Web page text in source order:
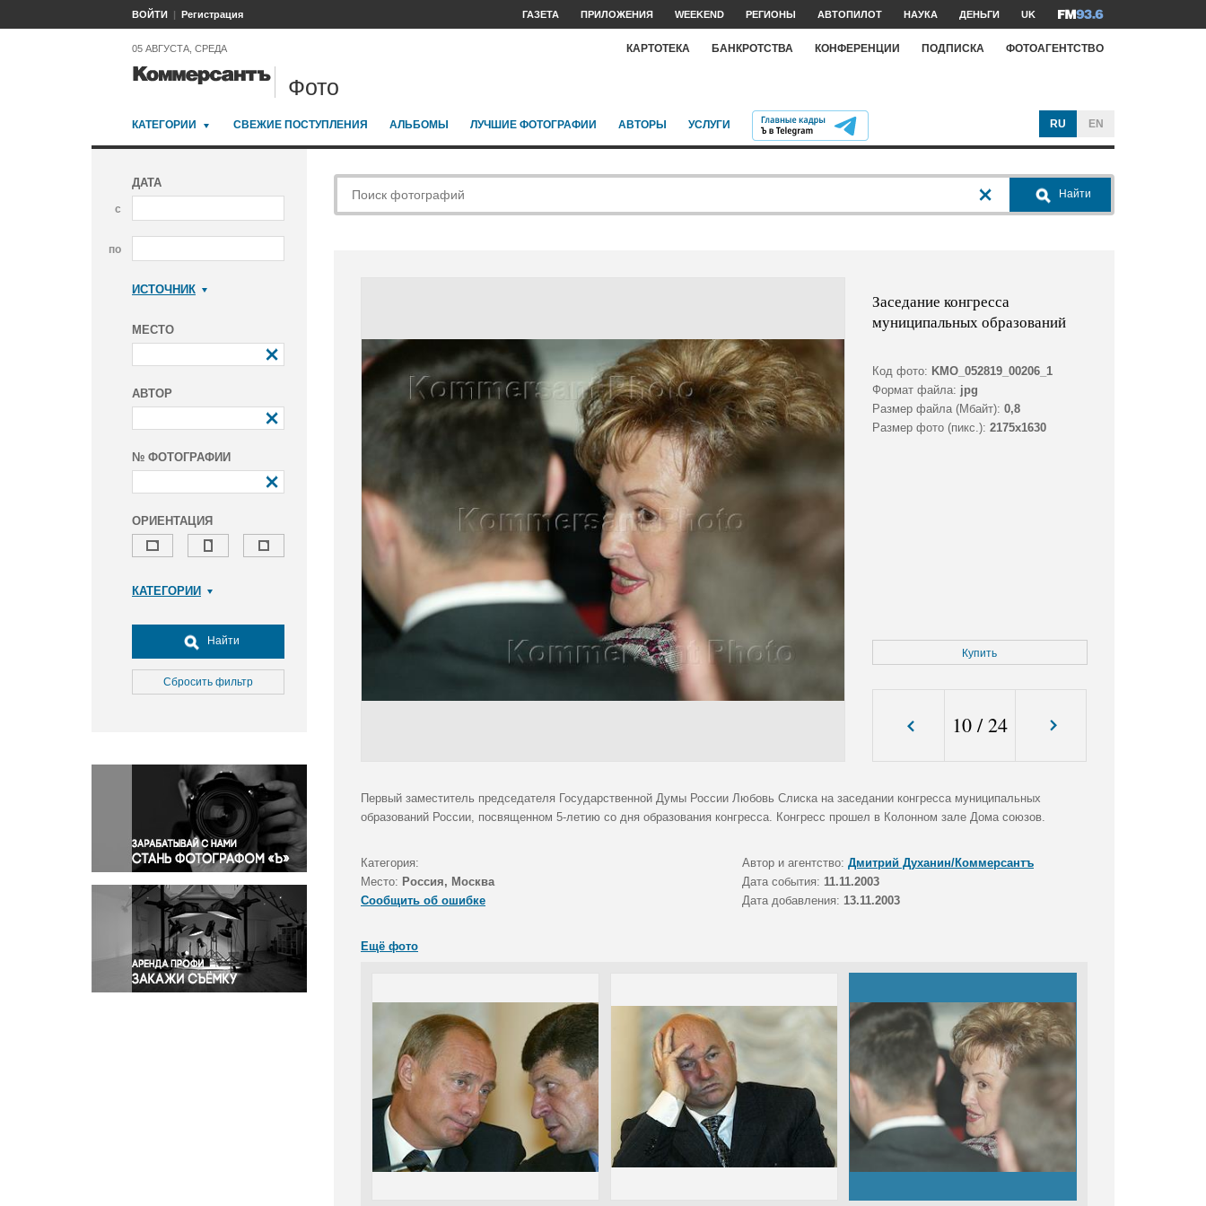
ВОЙТИ Регистрация ГАЗЕТА ПРИЛОЖЕНИЯ WEEKEND РЕГИОНЫ АВТОПИЛОТ НАУКА ДЕНЬГИ UK
05 АВГУСТА, СРЕДА КАРТОТЕКА БАНКРОТСТВА КОНФЕРЕНЦИИ ПОДПИСКА ФОТОАГЕНТСТВО
Фото
КАТЕГОРИИ СВЕЖИЕ ПОСТУПЛЕНИЯ АЛЬБОМЫ ЛУЧШИЕ ФОТОГРАФИИ АВТОРЫ УСЛУГИ RU EN
ДАТА
с
по
ИСТОЧНИК
МЕСТО
АВТОР
№ ФОТОГРАФИИ
ОРИЕНТАЦИЯ
КАТЕГОРИИ
Досуг, туризм и отдых
Культура
Медицина
Окружающая среда
Политика
Правосудие
Происшествия и конфликты
Религия
Светская жизнь
Спорт
Экология
Экономика и бизнес
Найти
Сбросить фильтр
Найти
Заседание конгресса
муниципальных образований
Код фото: KMO_052819_00206_1
Формат файла: jpg
Размер файла (Мбайт): 0,8
Размер фото (пикс.): 2175x1630
Купить
10/24
Первый заместитель председателя Государственной Думы России Любовь Слиска на заседании конгресса муниципальных
образований России, посвященном 5-летию со дня образования конгресса. Конгресс прошел в Колонном зале Дома союзов.
Категория: Автор и агентство: Дмитрий Духанин/Коммерсантъ
Место: Россия, Москва Дата события: 11.11.2003
Сообщить об ошибке
Дата добавления: 13.11.2003
Ещё фото